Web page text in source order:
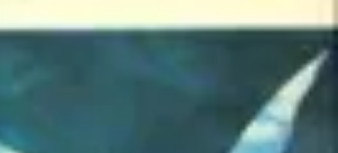
Relations amoureusesSymbolique et